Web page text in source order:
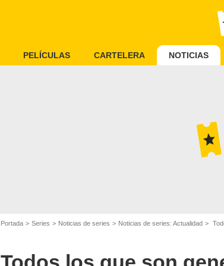
PELÍCULAS CARTELERA NOTICIAS
Portada Series Noticias de series Noticias de series: Actualidad